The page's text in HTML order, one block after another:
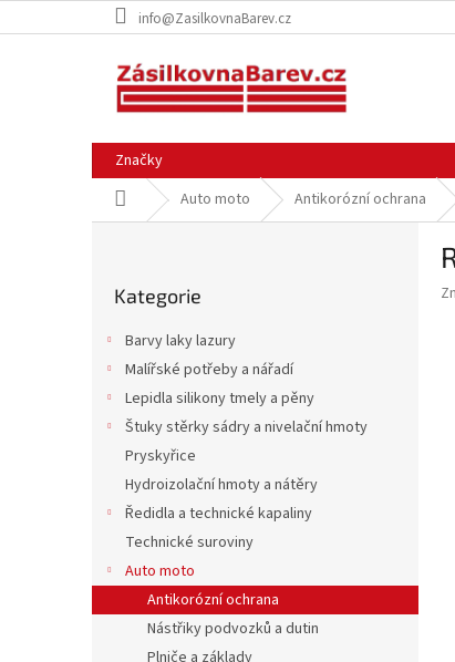
na
info@ZasilkovnaBarev.cz
Značky
Domů Auto moto Antikorózní ochrana
kategorie
Kategorie
Barvy laky lazury
Malířské potřeby a nářadí
Lepidla silikony tmely a pěny
Štuky stěrky sádry a nivelační hmoty
Pryskyřice
Hydroizolační hmoty a nátěry
Ředidla a technické kapaliny
Technické suroviny
Auto moto
Antikorózní ochrana
Nástřiky podvozků a dutin
Plniče a základy